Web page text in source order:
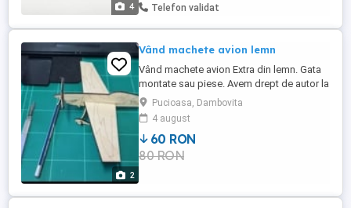
4 Telefon validat
2
Vând machete avion lemn
Vând machete avion Extra din lemn. Gata
montate sau piese. Avem drept de autor la
OSIM. Trimit prin curier. Preț 60 lei bucata
Pucioasa, Dambovita
4 august
60 RON
80 RON